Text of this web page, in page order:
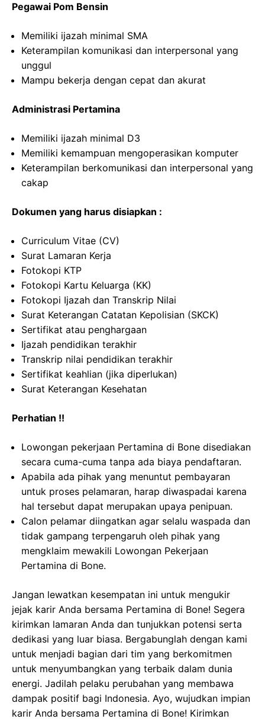
Pegawai Pom Bensin
Memiliki ijazah minimal SMA
Keterampilan komunikasi dan interpersonal yang
unggul
Mampu bekerja dengan cepat dan akurat
Administrasi Pertamina
Memiliki ijazah minimal D3
Memiliki kemampuan mengoperasikan komputer
Keterampilan berkomunikasi dan interpersonal yang
cakap
Dokumen yang harus disiapkan :
Curriculum Vitae (CV)
Surat Lamaran Kerja
Fotokopi KTP
Fotokopi Kartu Keluarga (KK)
Fotokopi Ijazah dan Transkrip Nilai
Surat Keterangan Catatan Kepolisian (SKCK)
Sertifikat atau penghargaan
Ijazah pendidikan terakhir
Transkrip nilai pendidikan terakhir
Sertifikat keahlian (jika diperlukan)
Surat Keterangan Kesehatan
Perhatian !!
Lowongan pekerjaan Pertamina di Bone disediakan
secara cuma-cuma tanpa ada biaya pendaftaran.
Apabila ada pihak yang menuntut pembayaran
untuk proses pelamaran, harap diwaspadai karena
hal tersebut dapat merupakan upaya penipuan.
Calon pelamar diingatkan agar selalu waspada dan
tidak gampang terpengaruh oleh pihak yang
mengklaim mewakili Lowongan Pekerjaan
Pertamina di Bone.
Jangan lewatkan kesempatan ini untuk mengukir
jejak karir Anda bersama Pertamina di Bone! Segera
kirimkan lamaran Anda dan tunjukkan potensi serta
dedikasi yang luar biasa. Bergabunglah dengan kami
untuk menjadi bagian dari tim yang berkomitmen
untuk menyumbangkan yang terbaik dalam dunia
energi. Jadilah pelaku perubahan yang membawa
dampak positif bagi Indonesia. Ayo, wujudkan impian
karir Anda bersama Pertamina di Bone! Kirimkan